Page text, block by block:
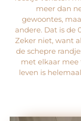
meer dan
gewoontes,
andere. Dat is de
Zeker niet, want
de schepre
met elkaar mee
leven is